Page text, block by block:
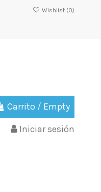
Wishlist (0)
Carrito / Empty
Iniciar sesión